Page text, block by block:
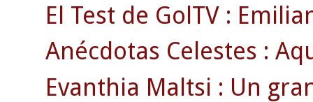
El Test de GolTV :
Anécdotas Celestes :
Evanthia Maltsi : Un